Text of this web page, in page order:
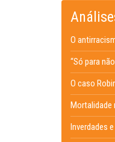
O
“Só para
O caso
Mortalidade
Inverdades